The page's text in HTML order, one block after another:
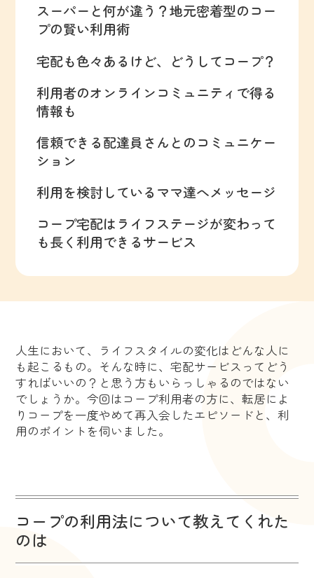
スーパーと何が違う？地元密着型のコー
プの賢い利用術
宅配も色々あるけど、どうしてコープ？
利用者のオンラインコミュニティで得る
情報も
信頼できる配達員さんとのコミュニケー
ション
利用を検討しているママ達へメッセージ
コープ宅配はライフステージが変わって
も長く利用できるサービス
人生において、ライフスタイルの変化はどんな人に
も起こるもの。そんな時に、宅配サービスってどう
すればいいの？と思う方もいらっしゃるのではない
でしょうか。今回はコープ利用者の方に、転居によ
りコープを一度やめて再入会したエピソードと、利
用のポイントを伺いました。
コープの利用法について教えてくれた
のは